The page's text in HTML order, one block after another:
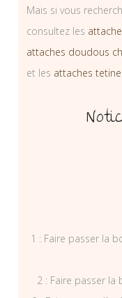
Mais si vous
consultez les
attaches doudous
et les attaches
1 : Faire passer la
2 : Faire passer la